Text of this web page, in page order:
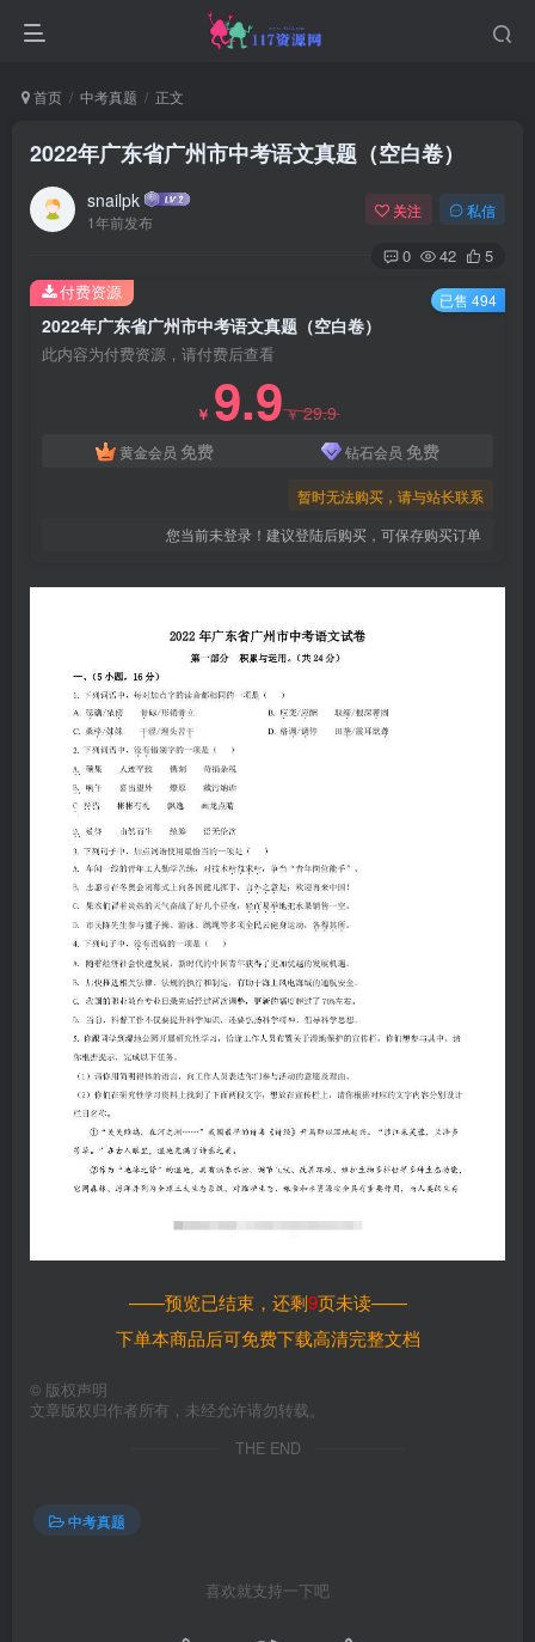
首页 中考真题 正文
2022年广东省广州市中考语文真题（空白卷）
snailpk
1年前发布
关注 私信
0 42 5
2022年广东省广州市中考语文真题（空白卷）
此内容为付费资源，请付费后查看
￥ 9.9￥29.9
黄金会员 免费 钻石会员 免费
暂时无法购买，请与站长联系
您当前未登录！建议登陆后购买，可保存购买订单
付费资源 已售 494
——预览已结束，还剩9页未读——
下单本商品后可免费下载高清完整文档
© 版权声明
文章版权归作者所有，未经允许请勿转载。
THE END
中考真题
喜欢就支持一下吧